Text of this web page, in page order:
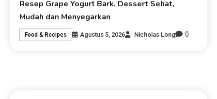
Resep Grape Yogurt Bark, Dessert Sehat,
Mudah dan Menyegarkan
Food & Recipes Agustus 5, 2026 Nicholas Long 0